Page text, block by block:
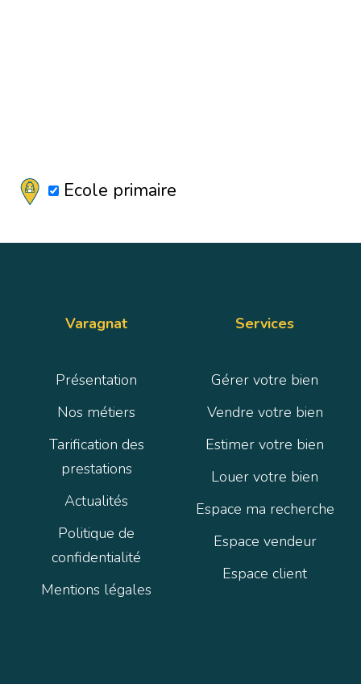
Ecole primaire
Varagnat
Présentation
Nos métiers
Tarification des
prestations
Actualités
Politique de
confidentialité
Mentions légales
Services
Gérer votre bien
Vendre votre bien
Estimer votre bien
Louer votre bien
Espace ma recherche
Espace vendeur
Espace client